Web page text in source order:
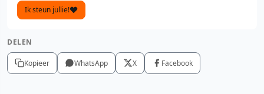
Ik steun jullie!
DELEN
Kopieer WhatsApp X Facebook